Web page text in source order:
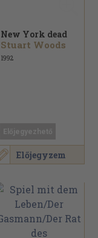
Előjegyzem
New York dead
Stuart Woods
1992